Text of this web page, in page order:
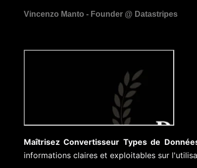
Maîtrisez Convertisseur Types de
informations claires et exploitables sur